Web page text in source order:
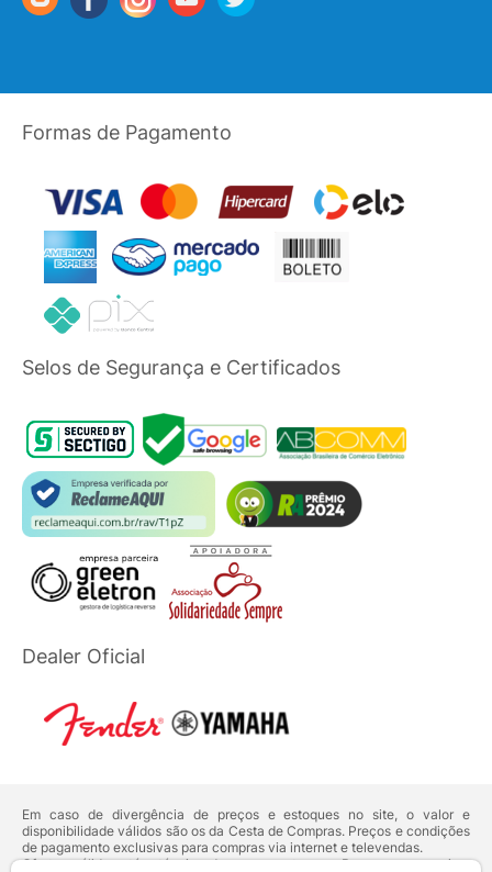
Formas de Pagamento
Selos de Segurança e Certificados
Dealer Oficial
Em caso de divergência de preços e estoques no site, o valor e
disponibilidade válidos são os da Cesta de Compras. Preços e condições
de pagamento exclusivas para compras via internet e televendas.
Ofertas válidas até o término de nossos estoques. Para compras acima